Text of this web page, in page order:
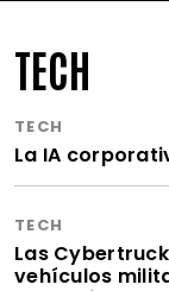
TECH
TECH
La IA
TECH
Las
vehículos